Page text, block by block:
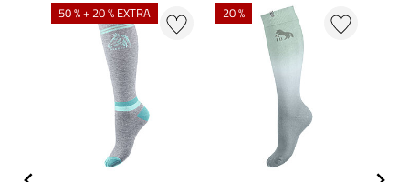
50 % + 20 % EXTRA 20 %